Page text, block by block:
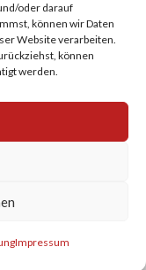
oder darauf
können wir Daten
Website verarbeiten.
können
werden.
Impressum